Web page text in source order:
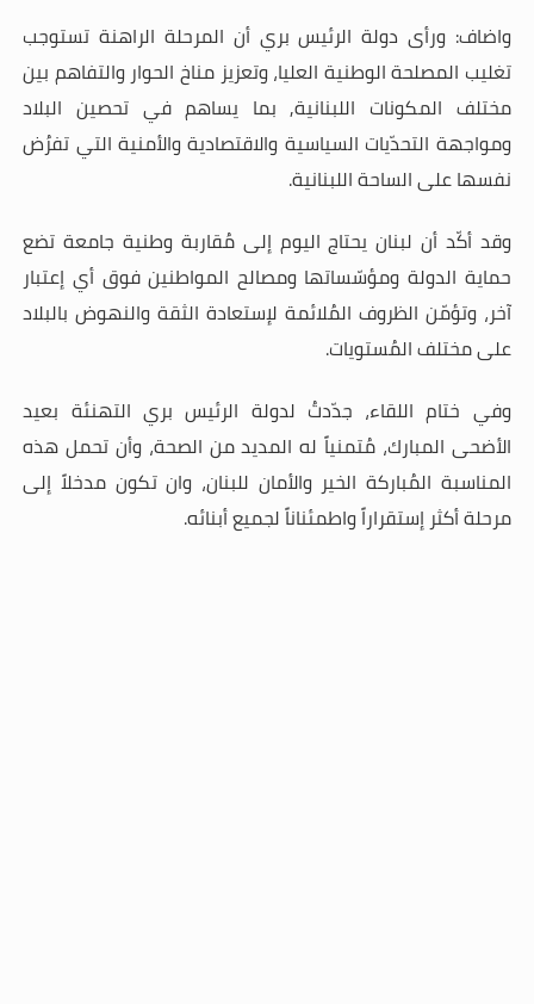
واضاف: ورأى دولة الرئيس بري أن المرحلة الراهنة تستوجب
تغليب المصلحة الوطنية العليا، وتعزيز مناخ الحوار والتفاهم بين
مختلف المكونات اللبنانية, بما يساهم في تحصين البلاد
ومواجهة التحدّيات السياسية والاقتصادية والأمنية التي تفرُض
نفسها على الساحة اللبنانية.
وقد أكّد أن لبنان يحتاج اليوم إلى مُقاربة وطنية جامعة تضع
حماية الدولة ومؤسّساتها ومصالح المواطنين فوق أي إعتبار
آخر، وتؤمّن الظروف المُلائمة لإستعادة الثقة والنهوض بالبلاد
على مختلف المُستويات.
وفي ختام اللقاء، جدّدتُ لدولة الرئيس بري التهنئة بعيد
الأضحى المبارك، مُتمنياً له المديد من الصحة، وأن تحمل هذه
المناسبة المُباركة الخير والأمان للبنان، وان تكون مدخلاً إلى
مرحلة أكثر إستقراراً واطمئناناً لجميع أبنائه.